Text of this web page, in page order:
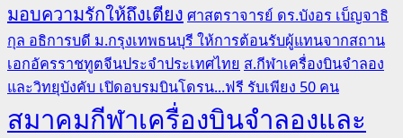
มอบความรักให้ถึงเตียง ศาสตราจารย์ ดร.บังอร เบ็ญจาธิ
กุล อธิการบดี ม.กรุงเทพธนบุรี ให้การต้อนรับผู้แทนจากสถาน
เอกอัครราชทูตจีนประจำประเทศไทย ส.กีฬาเครื่องบินจำลอง
และวิทยุบังคับ เปิดอบรมบินโดรน...ฟรี รับเพียง 50 คน
สมาคมกีฬาเครื่องบินจำลองและ